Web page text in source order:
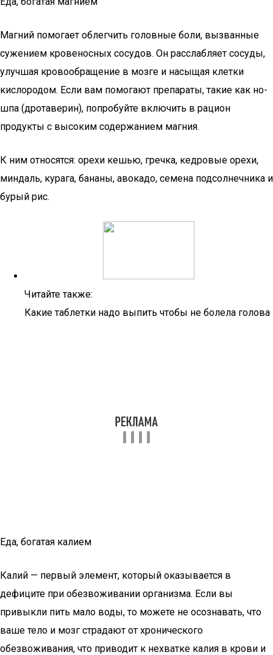
Магний помогает облегчить головные боли, вызванные
сужением кровеносных сосудов. Он расслабляет сосуды,
улучшая кровообращение в мозге и насыщая клетки
кислородом. Если вам помогают препараты, такие как но-
шпа (дротаверин), попробуйте включить в рацион
продукты с высоким содержанием магния.
К ним относятся: орехи кешью, гречка, кедровые орехи,
миндаль, курага, бананы, авокадо, семена подсолнечника и
бурый рис.
Читайте также:
Какие таблетки надо выпить чтобы не болела голова
Еда, богатая калием
Калий — первый элемент, который оказывается в
дефиците при обезвоживании организма. Если вы
привыкли пить мало воды, то можете не осознавать, что
ваше тело и мозг страдают от хронического
обезвоживания, что приводит к нехватке калия в крови и